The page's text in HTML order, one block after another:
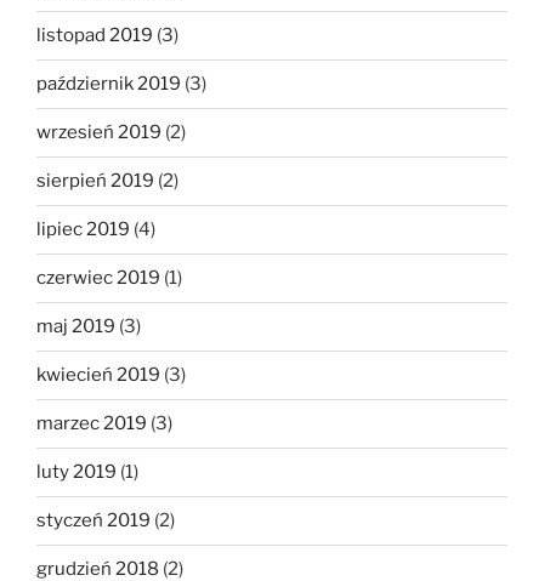
listopad 2019 (3)
październik 2019 (3)
wrzesień 2019 (2)
sierpień 2019 (2)
lipiec 2019 (4)
czerwiec 2019 (1)
maj 2019 (3)
kwiecień 2019 (3)
marzec 2019 (3)
luty 2019 (1)
styczeń 2019 (2)
grudzień 2018 (2)